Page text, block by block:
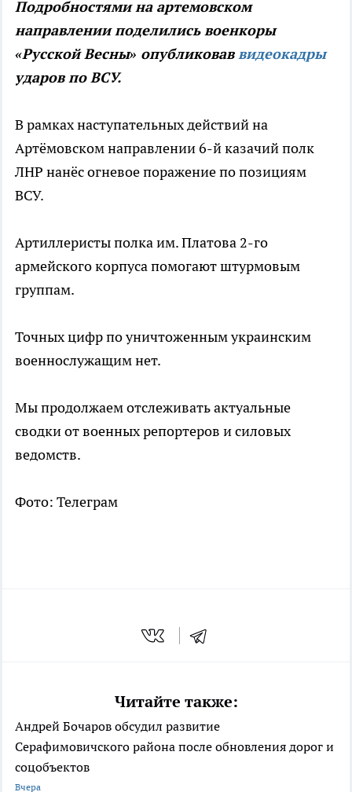
Подробностями на артемовском
направлении поделились военкоры
«Русской Весны» опубликоваввидеокадры
ударов по ВСУ.
В рамках наступательных действий на
Артёмовском направлении 6-й казачий полк
ЛНР нанёс огневое поражение по позициям
ВСУ.
Артиллеристы полка им. Платова 2-го
армейского корпуса помогают штурмовым
группам.
Точных цифр по уничтоженным украинским
военнослужащим нет.
Мы продолжаем отслеживать актуальные
сводки от военных репортеров и силовых
ведомств.
Фото: Телеграм
Читайте также:
Андрей Бочаров обсудил развитие
Серафимовичского района после обновления дорог и
соцобъектов
Вчера